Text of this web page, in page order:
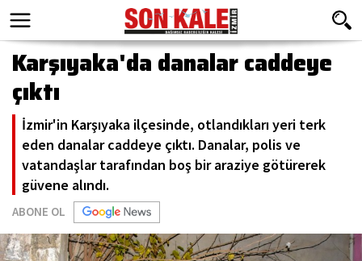
Karşıyaka'da danalar caddeye
çıktı
İzmir'in Karşıyaka ilçesinde, otlandıkları yeri terk
eden danalar caddeye çıktı. Danalar, polis ve
vatandaşlar tarafından boş bir araziye götürerek
güvene alındı.
ABONE OL